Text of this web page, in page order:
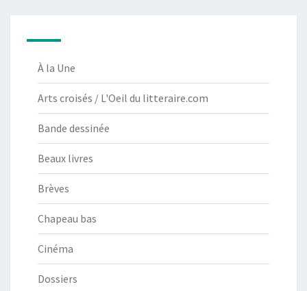
À la Une
Arts croisés / L'Oeil du litteraire.com
Bande dessinée
Beaux livres
Brèves
Chapeau bas
Cinéma
Dossiers